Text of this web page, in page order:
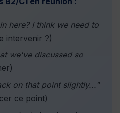
here? I think we need to
intervenir ?)
we've discussed so
on that point slightly..."
ce point)